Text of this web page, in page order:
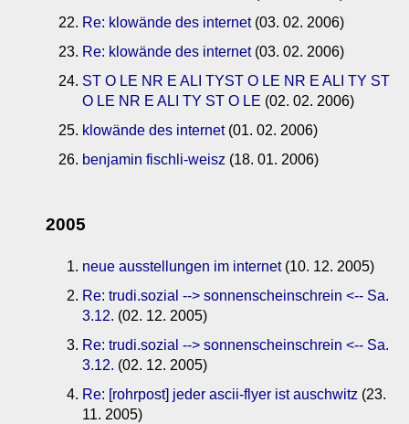
Re: klowände des internet(03. 02. 2006)
Re: klowände des internet(03. 02. 2006)
ST O LE NR E ALI TYST O LE NR E ALI TY ST
O LE NR E ALI TY ST O LE (02. 02. 2006)
klowände des internet(01. 02. 2006)
benjamin fischli-weisz (18. 01. 2006)
2005
neue ausstellungen im internet(10. 12. 2005)
Re: trudi.sozial --> sonnenscheinschrein <-- Sa.
3.12. (02. 12. 2005)
Re: trudi.sozial --> sonnenscheinschrein <-- Sa.
3.12. (02. 12. 2005)
Re: [rohrpost] jeder ascii-flyer ist auschwitz (23.
11. 2005)